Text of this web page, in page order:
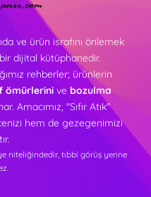
ve ürün israfını önlemek
dijital kütüphanedir.
rehberler; ürünlerin
ömürlerinive bozulma
Amacımız, "Sıfır Atık"
hem de gezegenimizi
niteliğindedir, tıbbi görüş yerine